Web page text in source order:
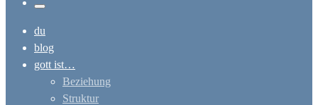
Menü
du
blog
gott ist…
Beziehung
Struktur